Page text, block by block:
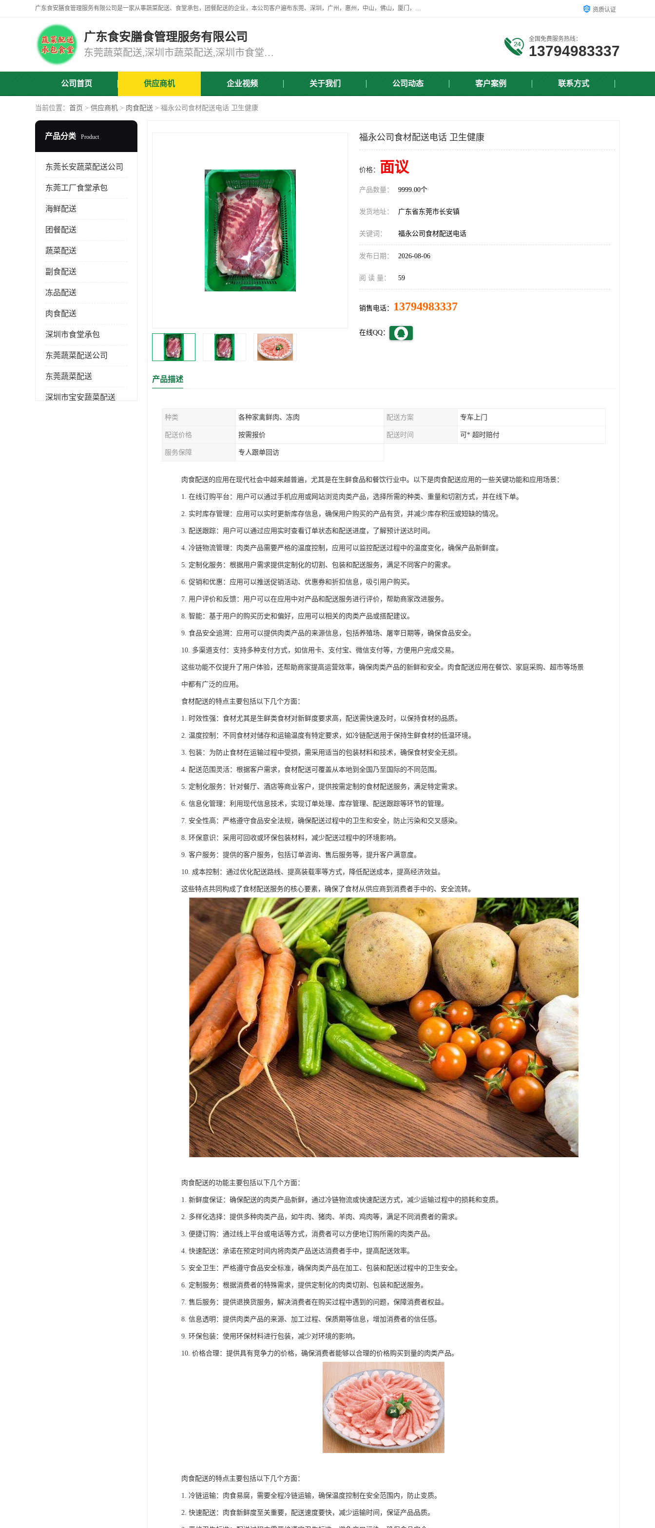
广东食安膳食管理服务有限公司是一家从事蔬菜配送、食堂承包，团餐配送的企业，本公司客户遍布东莞、深圳，广州，惠州，中山，佛山，厦门，肇庆，江门，清远等地，资质齐全，提供学校、工厂、医院、企业、地铁、大型超市、商场、单位、消防队、监狱食堂饭堂蔬菜配送，集新鲜蔬菜、新鲜肉类、粮油、瓜果 、干货 、水产、冻品、粮油、调味品、日用品、调味品及进口冷冻食品为主的原料供应商等为一体的化配送服务机构！ 资质认证
广东食安膳食管理服务有限公司
东莞蔬菜配送,深圳市蔬菜配送,深圳市食堂承包,深圳市宝安蔬菜配送,东莞工厂食堂承包,东莞蔬菜配送公司,东莞长安蔬菜配送公司
全国免费服务热线：
13794983337
公司首页 供应商机 企业视频 关于我们 公司动态 客户案例 联系方式
当前位置： 首页 > 供应商机 > 肉食配送 > 福永公司食材配送电话 卫生健康
产品分类 Product
东莞长安蔬菜配送公司
东莞工厂食堂承包
海鲜配送
团餐配送
蔬菜配送
副食配送
冻品配送
肉食配送
深圳市食堂承包
东莞蔬菜配送公司
东莞蔬菜配送
深圳市宝安蔬菜配送
福永公司食材配送电话 卫生健康
价格： 面议
产品数量： 9999.00个
发货地址： 广东省东莞市长安镇
关键词： 福永公司食材配送电话
发布日期： 2026-08-06
阅 读 量： 59
销售电话： 13794983337
在线QQ：
产品描述
种类 各种家禽鲜肉、冻肉 配送方案 专车上门
配送价格 按需报价 配送时间 可* 超时赔付
服务保障 专人跟单回访
肉食配送的应用在现代社会中越来越普遍，尤其是在生鲜食品和餐饮行业中。以下是肉食配送应用的一些关键功能和应用场景：
1. 在线订购平台：用户可以通过手机应用或网站浏览肉类产品，选择所需的种类、重量和切割方式，并在线下单。
2. 实时库存管理：应用可以实时更新库存信息，确保用户购买的产品有货，并减少库存积压或短缺的情况。
3. 配送跟踪：用户可以通过应用实时查看订单状态和配送进度，了解预计送达时间。
4. 冷链物流管理：肉类产品需要严格的温度控制，应用可以监控配送过程中的温度变化，确保产品新鲜度。
5. 定制化服务：根据用户需求提供定制化的切割、包装和配送服务，满足不同客户的需求。
6. 促销和优惠：应用可以推送促销活动、优惠券和折扣信息，吸引用户购买。
7. 用户评价和反馈：用户可以在应用中对产品和配送服务进行评价，帮助商家改进服务。
8. 智能：基于用户的购买历史和偏好，应用可以相关的肉类产品或搭配建议。
9. 食品安全追溯：应用可以提供肉类产品的来源信息，包括养殖场、屠宰日期等，确保食品安全。
10. 多渠道支付：支持多种支付方式，如信用卡、支付宝、微信支付等，方便用户完成交易。
这些功能不仅提升了用户体验，还帮助商家提高运营效率，确保肉类产品的新鲜和安全。肉食配送应用在餐饮、家庭采购、超市等场景
中都有广泛的应用。
食材配送的特点主要包括以下几个方面：
1. 时效性强：食材尤其是生鲜类食材对新鲜度要求高，配送需快速及时，以保持食材的品质。
2. 温度控制：不同食材对储存和运输温度有特定要求，如冷链配送用于保持生鲜食材的低温环境。
3. 包装：为防止食材在运输过程中受损，需采用适当的包装材料和技术，确保食材安全无损。
4. 配送范围灵活：根据客户需求，食材配送可覆盖从本地到全国乃至国际的不同范围。
5. 定制化服务：针对餐厅、酒店等商业客户，提供按需定制的食材配送服务，满足特定需求。
6. 信息化管理：利用现代信息技术，实现订单处理、库存管理、配送跟踪等环节的管理。
7. 安全性高：严格遵守食品安全法规，确保配送过程中的卫生和安全，防止污染和交叉感染。
8. 环保意识：采用可回收或环保包装材料，减少配送过程中的环境影响。
9. 客户服务：提供的客户服务，包括订单咨询、售后服务等，提升客户满意度。
10. 成本控制：通过优化配送路线、提高装载率等方式，降低配送成本，提高经济效益。
这些特点共同构成了食材配送服务的核心要素，确保了食材从供应商到消费者手中的、安全流转。
肉食配送的功能主要包括以下几个方面：
1. 新鲜度保证：确保配送的肉类产品新鲜，通过冷链物流或快速配送方式，减少运输过程中的损耗和变质。
2. 多样化选择：提供多种肉类产品，如牛肉、猪肉、羊肉、鸡肉等，满足不同消费者的需求。
3. 便捷订购：通过线上平台或电话等方式，消费者可以方便地订购所需的肉类产品。
4. 快速配送：承诺在预定时间内将肉类产品送达消费者手中，提高配送效率。
5. 安全卫生：严格遵守食品安全标准，确保肉类产品在加工、包装和配送过程中的卫生安全。
6. 定制服务：根据消费者的特殊需求，提供定制化的肉类切割、包装和配送服务。
7. 售后服务：提供退换货服务，解决消费者在购买过程中遇到的问题，保障消费者权益。
8. 信息透明：提供肉类产品的来源、加工过程、保质期等信息，增加消费者的信任感。
9. 环保包装：使用环保材料进行包装，减少对环境的影响。
10. 价格合理：提供具有竞争力的价格，确保消费者能够以合理的价格购买到量的肉类产品。
肉食配送的特点主要包括以下几个方面：
1. 冷链运输：肉食易腐，需要全程冷链运输，确保温度控制在安全范围内，防止变质。
2. 快速配送：肉食新鲜度至关重要，配送速度要快，减少运输时间，保证产品品质。